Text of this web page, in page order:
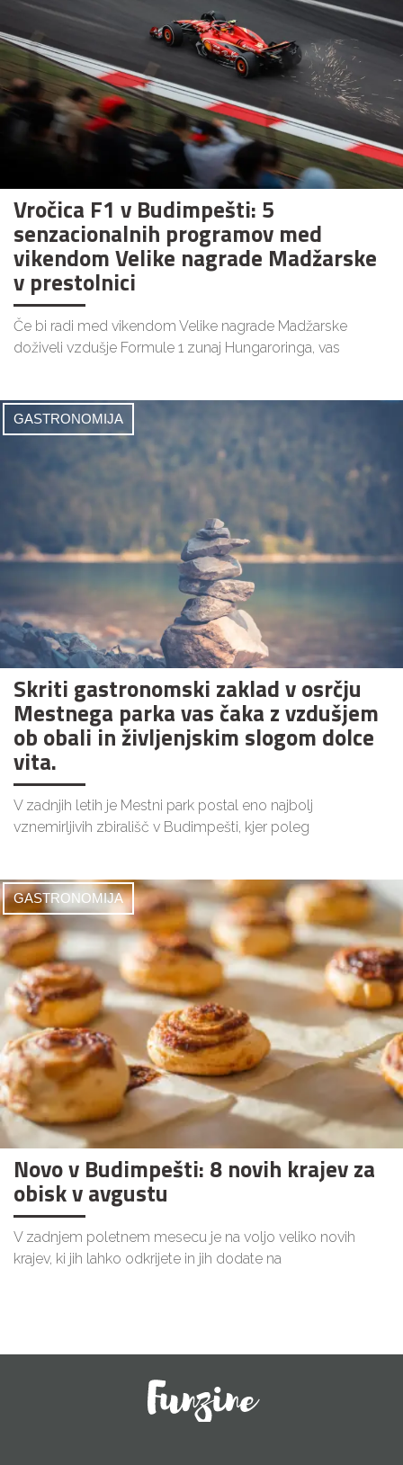
Vročica F1 v Budimpešti: 5
senzacionalnih programov med
vikendom Velike nagrade Madžarske
v prestolnici
Če bi radi med vikendom Velike nagrade Madžarske
doživeli vzdušje Formule 1 zunaj Hungaroringa, vas
GASTRONOMIJA
Skriti gastronomski zaklad v osrčju
Mestnega parka vas čaka z vzdušjem
ob obali in življenjskim slogom dolce
vita.
V zadnjih letih je Mestni park postal eno najbolj
vznemirljivih zbirališč v Budimpešti, kjer poleg
GASTRONOMIJA
Novo v Budimpešti: 8 novih krajev za
obisk v avgustu
V zadnjem poletnem mesecu je na voljo veliko novih
krajev, ki jih lahko odkrijete in jih dodate na